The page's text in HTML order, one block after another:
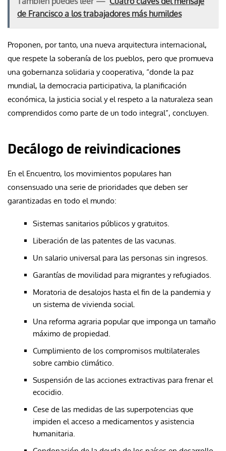
de Francisco a los trabajadores más humildes
Proponen, por tanto, una nueva arquitectura internacional,
que respete la soberanía de los pueblos, pero que promueva
una gobernanza solidaria y cooperativa, “donde la paz
mundial, la democracia participativa, la planificación
económica, la justicia social y el respeto a la naturaleza sean
comprendidos como parte de un todo integral”, concluyen.
Decálogo de reivindicaciones
En el Encuentro, los movimientos populares han
consensuado una serie de prioridades que deben ser
garantizadas en todo el mundo:
Sistemas sanitarios públicos y gratuitos.
Liberación de las patentes de las vacunas.
Un salario universal para las personas sin ingresos.
Garantías de movilidad para migrantes y refugiados.
Moratoria de desalojos hasta el fin de la pandemia y
un sistema de vivienda social.
Una reforma agraria popular que imponga un tamaño
máximo de propiedad.
Cumplimiento de los compromisos multilaterales
sobre cambio climático.
Suspensión de las acciones extractivas para frenar el
ecocidio.
Cese de las medidas de las superpotencias que
impiden el acceso a medicamentos y asistencia
humanitaria.